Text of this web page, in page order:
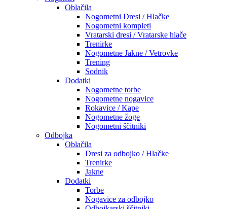
Oblačila
Nogometni Dresi / Hlačke
Nogometni kompleti
Vratarski dresi / Vratarske hlače
Trenirke
Nogometne Jakne / Vetrovke
Trening
Sodnik
Dodatki
Nogometne torbe
Nogometne nogavice
Rokavice / Kape
Nogometne žoge
Nogometni ščitniki
Odbojka
Oblačila
Dresi za odbojko / Hlačke
Trenirke
Jakne
Dodatki
Torbe
Nogavice za odbojko